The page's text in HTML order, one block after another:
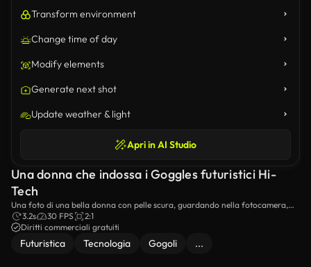
Transform environment
Change time of day
Modify elements
Generate next shot
Update weather & light
Apri in AI Studio
Una donna che indossa i Goggles futuristici Hi-
Tech
Una foto di una bella donna con pelle scura, guardando nella fotocamera,
indossando occhiali trasparenti con una tonalità blu e un cappello bianco o
casco.
3.2s 30 FPS
2:1
Diritti commerciali gratuiti
Futuristica Tecnologia Gogoli ...